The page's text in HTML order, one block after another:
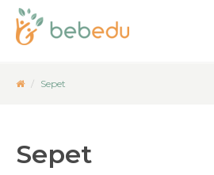
Sepet
Sepet